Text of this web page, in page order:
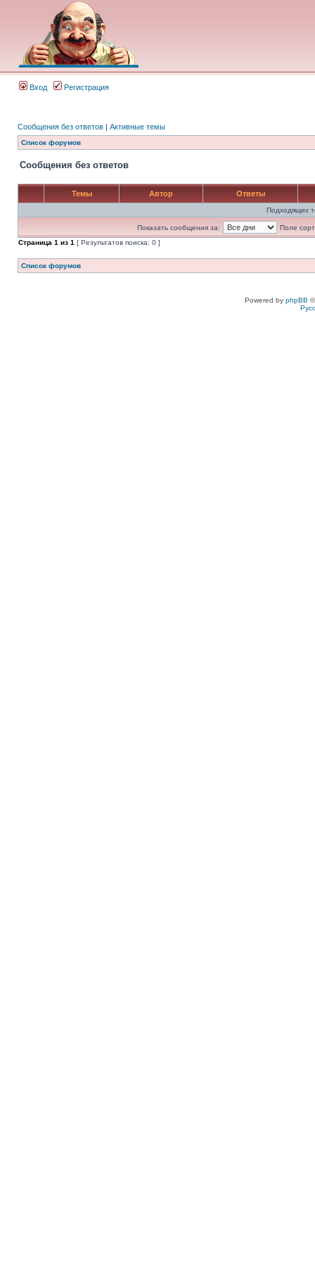
Вход Регистрация
Сообщения без ответов | Активные темы
Список форумов
Сообщения без ответов
Темы Автор Ответы
Подходящих
Показать сообщения за:
Поле
Страница 1 из 1 [ Результатов поиска: 0 ]
Список форумов
Powered by phpBB